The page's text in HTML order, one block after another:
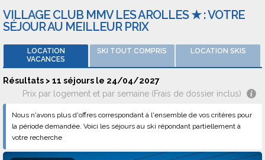
VILLAGE CLUB MMV LES AROLLES ★ : VOTRE
SÉJOUR AU MEILLEUR PRIX
LOCATION
VACANCES
SKI TOUT COMPRIS LOCATION SKIS
Résultats > 11 séjours le 24/04/2027
Prix par logement et par semaine (Frais de dossier inclus)
Nous n'avons plus d'offres correspondant à l'ensemble de vos critères pour
la période demandée. Voici les séjours au ski répondant partiellement à
votre recherche